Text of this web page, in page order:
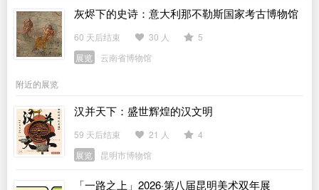
灰烬下的史诗：意大利那不勒斯国家考古博物馆
馆藏庞贝文物展
60 天后结束 30 人
5
展览
云南省博物馆
附近的展览
汉并天下：盛世辉煌的汉文明
59 天后结束 21 人
4
展览
昆明市博物馆
「一路之上」2026·第八届昆明美术双年展